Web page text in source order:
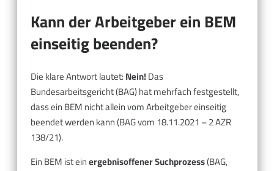
Kann der Arbeitgeber ein BEM
einseitig beenden?
Die klare Antwort lautet:Nein!Das
Bundesarbeitsgericht (BAG) hat mehrfach festgestellt,
dass ein BEM nicht allein vom Arbeitgeber einseitig
beendet werden kann (BAG vom 18.11.2021 – 2 AZR
138/21).
Ein BEM ist einergebnisoffener Suchprozess(BAG,